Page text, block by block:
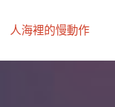
人海裡的慢動作